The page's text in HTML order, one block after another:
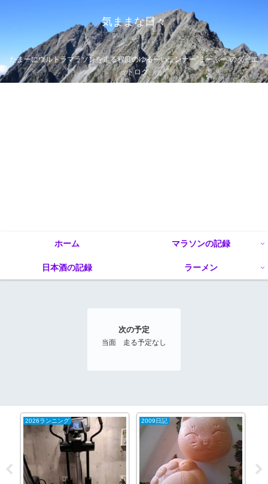
気ままな日々
たまーにウルトラマラソンを走る程度のゆるーいランナー”まーぶー”のダイエ
ットログ
ホーム マラソンの記録
日本酒の記録 ラーメン
次の予定
当面 走る予定なし
2026ランニング 2009日記